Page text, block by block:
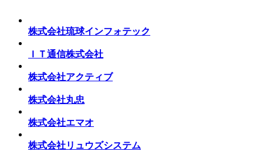
株式会社琉球インフォテック
ＩＴ通信株式会社
株式会社アクティブ
株式会社丸忠
株式会社エマオ
株式会社リュウズシステム